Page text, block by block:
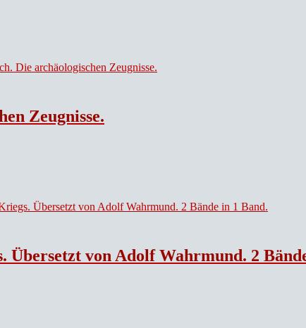
Zeugnisse.
Übersetzt von Adolf Wahrmund. 2